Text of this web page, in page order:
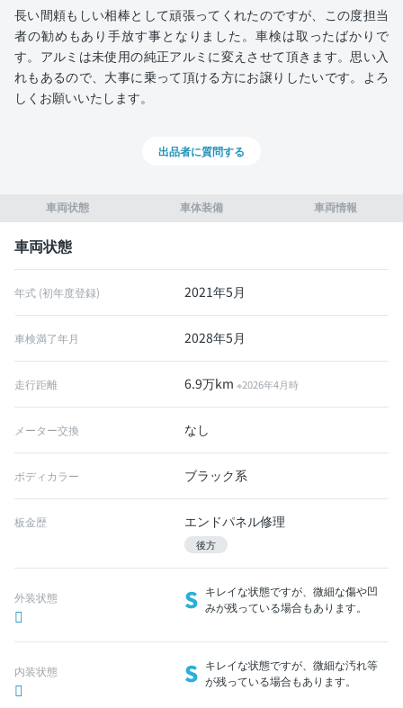
車両状態 車体装備 車両情報
車両状態
年式 (初年度登録) 2021年5月
車検満了年月 2028年5月
走行距離 6.9万km※2026年4月時
メーター交換 なし
ボディカラー ブラック系
板金歴 エンドパネル修理
後方
外装状態 S キレイな状態ですが、微細な傷や凹
みが残っている場合もあります。
内装状態 S キレイな状態ですが、微細な汚れ等
が残っている場合もあります。
長い間頼もしい相棒として頑張ってくれたのですが、この度担当
者の勧めもあり手放す事となりました。車検は取ったばかりで
す。アルミは未使用の純正アルミに変えさせて頂きます。思い入
れもあるので、大事に乗って頂ける方にお譲りしたいです。よろ
しくお願いいたします。
出品者に質問する